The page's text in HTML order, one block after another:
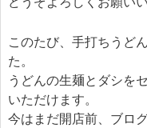
このたび、手打ちうど
た。
うどんの生麺とダシを
いただけます。
今はまだ開店前、ブロ